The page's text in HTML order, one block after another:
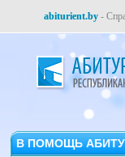
abiturient.by -
В ПОМОЩЬ